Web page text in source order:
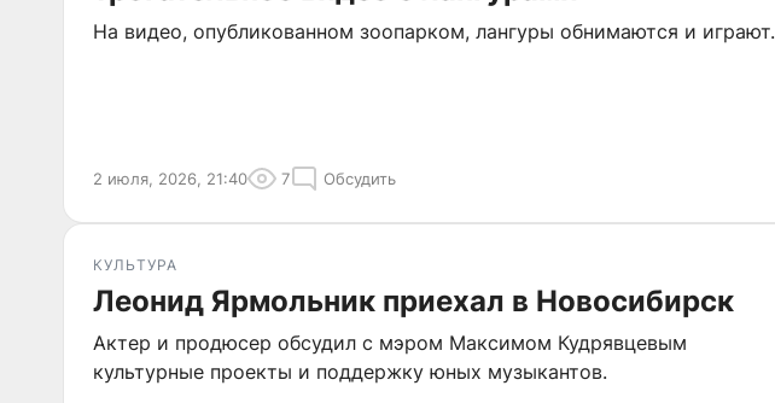
На видео, опубликованном зоопарком, лангуры обнимаются и играют.
2 июля, 2026, 21:40 7 Обсудить
КУЛЬТУРА
Леонид Ярмольник приехал в Новосибирск
Актер и продюсер обсудил с мэром Максимом Кудрявцевым
культурные проекты и поддержку юных музыкантов.